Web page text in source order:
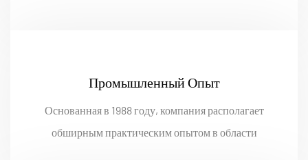
Промышленный Опыт
Основанная в 1988 году, компания располагает
обширным практическим опытом в области